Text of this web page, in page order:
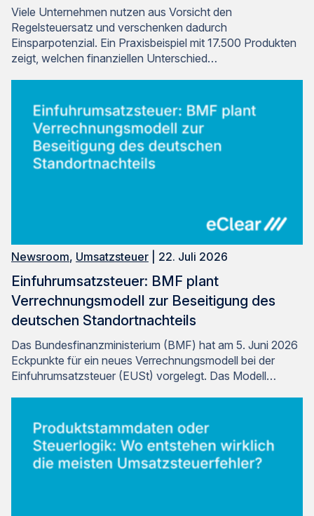
Viele Unternehmen nutzen aus Vorsicht den
Regelsteuersatz und verschenken dadurch
Einsparpotenzial. Ein Praxisbeispiel mit 17.500 Produkten
zeigt, welchen finanziellen Unterschied…
Newsroom, Umsatzsteuer | 22. Juli 2026
Einfuhrumsatzsteuer: BMF plant
Verrechnungsmodell zur Beseitigung des
deutschen Standortnachteils
Das Bundesfinanzministerium (BMF) hat am 5. Juni 2026
Eckpunkte für ein neues Verrechnungsmodell bei der
Einfuhrumsatzsteuer (EUSt) vorgelegt. Das Modell…